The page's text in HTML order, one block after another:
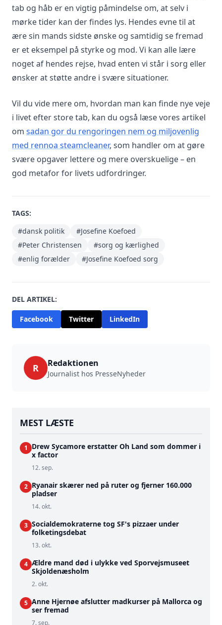
tab og håb er en vigtig påmindelse om, at selv i
mørke tider kan der findes lys. Hendes evne til at
ære sin mands sidste ønske og samtidig se fremad
er et eksempel på styrke og mod. Vi kan alle lære
noget af hendes rejse, hvad enten vi står i sorg eller
ønsker at støtte andre i svære situationer.
Vil du vide mere om, hvordan man kan finde nye veje
i livet efter store tab, kan du også læse vores artikel
om sadan gor du rengoringen nem og miljovenlig
med rennoa steamcleaner, som handler om at gøre
svære opgaver lettere og mere overskuelige – en
god metafor for livets udfordringer.
TAGS:
#dansk politik
#Josefine Koefoed
#Peter Christensen
#sorg og kærlighed
#enlig forælder
#Josefine Koefoed sorg
DEL ARTIKEL:
Facebook Twitter LinkedIn
R Redaktionen
Journalist hos PresseNyheder
MEST LÆSTE
1
Drew Sycamore erstatter Oh Land som dommer i
x factor
12. sep.
2 Ryanair skærer ned på ruter og fjerner 160.000
pladser
14. okt.
3 Socialdemokraterne tog SF's pizzaer under
folketingsdebat
13. okt.
4 Ældre mand død i ulykke ved Sporvejsmuseet
Skjoldenæsholm
2. okt.
5 Anne Hjernøe afslutter madkurser på Mallorca og
ser fremad
7. sep.